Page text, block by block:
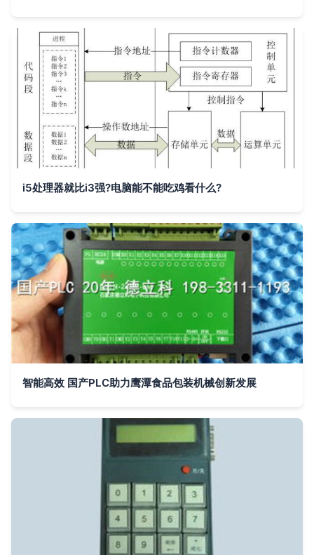
i5处理器就比i3强?电脑能不能吃鸡看什么?
智能高效 国产PLC助力鹰潭食品包装机械创新发展